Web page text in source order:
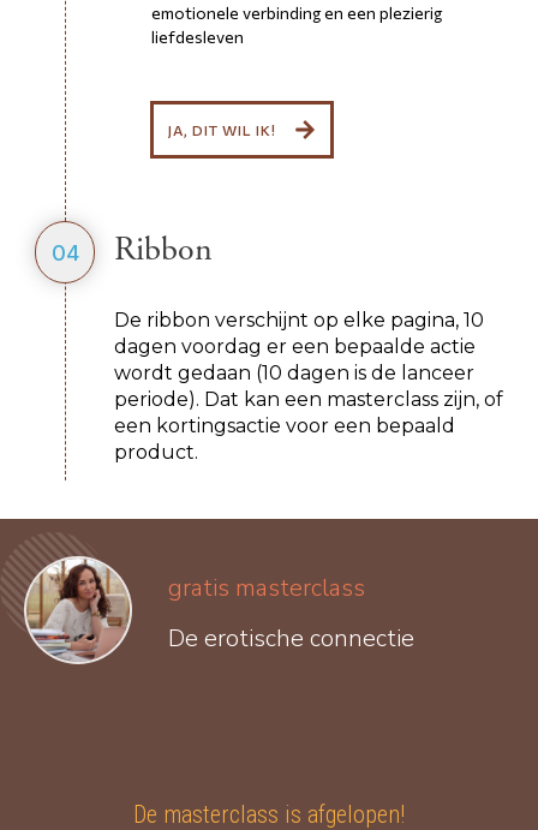
emotionele verbinding en een plezierig
liefdesleven
JA, DIT WIL IK!
04 Ribbon
De ribbon verschijnt op elke pagina, 10
dagen voordag er een bepaalde actie
wordt gedaan (10 dagen is de lanceer
periode). Dat kan een masterclass zijn, of
een kortingsactie voor een bepaald
product.
gratis masterclass
De erotische connectie
De masterclass is afgelopen!